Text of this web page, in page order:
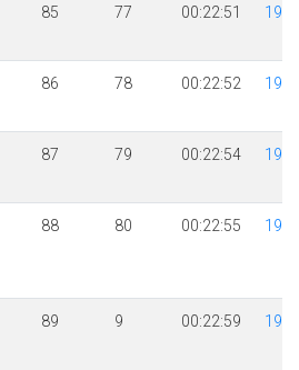
85 77 00:22:51 1984
86 78 00:22:52 1984
87 79 00:22:54 1981
88 80 00:22:55 1994
89 9 00:22:59 1993